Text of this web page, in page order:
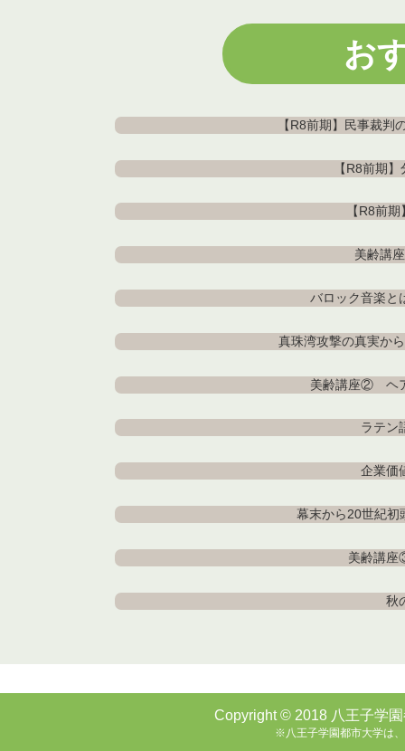
お
【R8前期】民事裁判
【R8前期
【R8前
美齢講
バロック音楽と
真珠湾攻撃の真実か
美齢講座② ヘ
ラテン
企業価
幕末から20世紀初
美齢講
秋
Copyright © 2018 八王子学
※八王子学園都市大学は